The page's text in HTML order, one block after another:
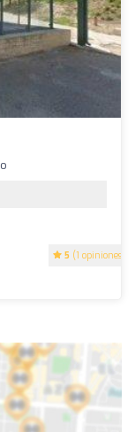
5 (1 opiniones)